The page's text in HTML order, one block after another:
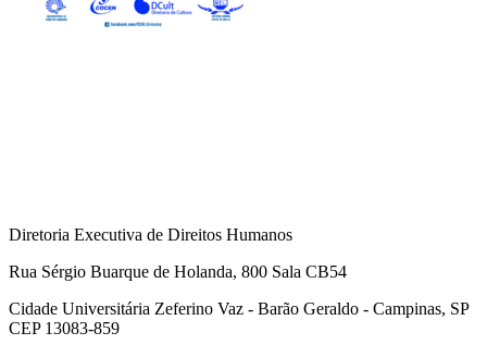
Diretoria Executiva de Direitos Humanos
Rua Sérgio Buarque de Holanda, 800 Sala CB54
Cidade Universitária Zeferino Vaz - Barão Geraldo - Campinas, SP
CEP 13083-859